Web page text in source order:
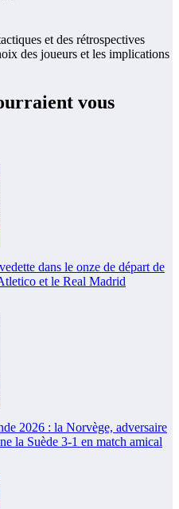
et des rétrospectives
des joueurs et les implications
vous
dans le onze de départ de
et le Real Madrid
2026 : la Norvège, adversaire
la Suède 3-1 en match amical